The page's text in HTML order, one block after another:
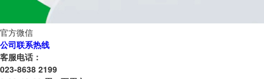
官方微信
公司联系热线
客服电话：
023-8638 2199